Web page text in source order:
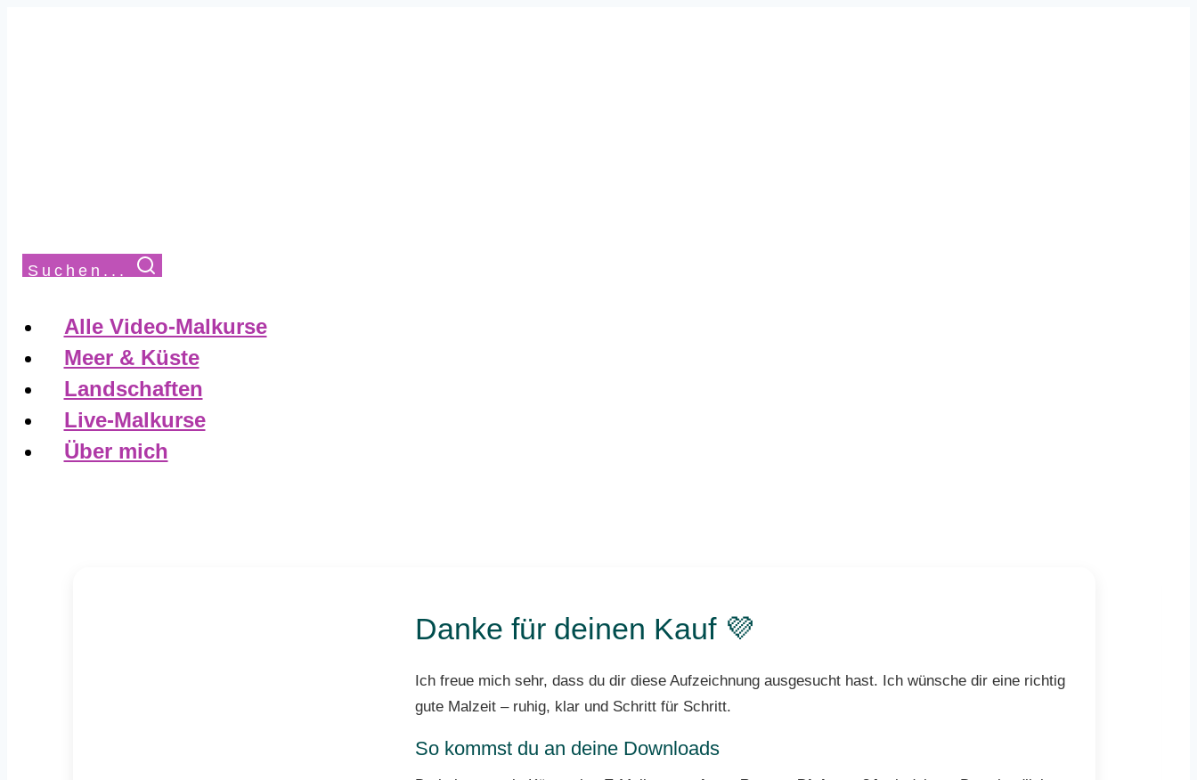
Suchen...
Alle Video-Malkurse
Meer & Küste
Landschaften
Live-Malkurse
Über mich
Danke für deinen Kauf 💜
Ich freue mich sehr, dass du dir diese Aufzeichnung ausgesucht hast. Ich wünsche dir eine richtig
gute Malzeit – ruhig, klar und Schritt für Schritt.
So kommst du an deine Downloads